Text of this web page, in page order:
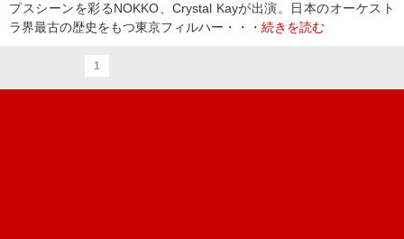
プスシーンを彩るNOKKO、Crystal Kayが出演。日本のオーケスト
ラ界最古の歴史をもつ東京フィルハー・・・ 続きを読む
1